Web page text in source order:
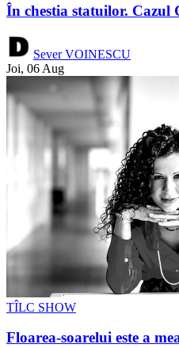
În chestia statuilor. Cazul
Sever VOINESCU
Joi, 06 Aug
TÎLC SHOW
Floarea-soarelui este a